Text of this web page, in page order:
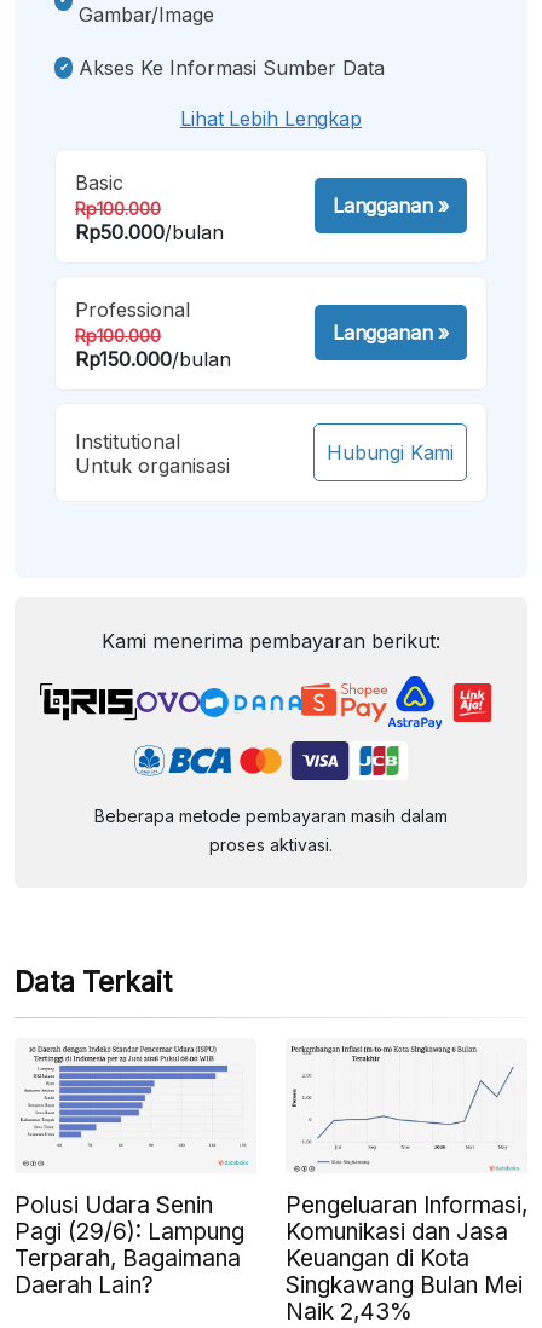
Gambar/image
Akses Ke Informasi Sumber Data
Lihat Lebih Lengkap
Basic
Rp100.000
Rp50.000/bulan
Langganan»
Professional
Rp100.000
Rp150.000/bulan
Langganan»
Institutional
Untuk organisasi
Hubungi Kami
Kami menerima pembayaran berikut:
Beberapa metode pembayaran masih dalam
proses aktivasi.
Data Terkait
Polusi Udara Senin
Pagi (29/6): Lampung
Terparah, Bagaimana
Daerah Lain?
Pengeluaran Informasi,
Komunikasi dan Jasa
Keuangan di Kota
Singkawang Bulan Mei
Naik 2,43%